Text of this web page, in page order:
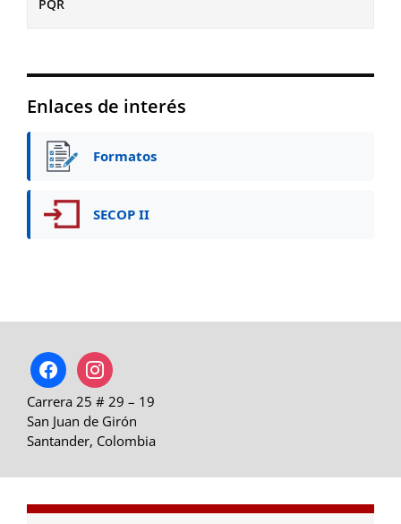
PQR
Enlaces de interés
Formatos
SECOP II
facebookinstagram
Carrera 25 # 29 – 19
San Juan de Girón
Santander, Colombia